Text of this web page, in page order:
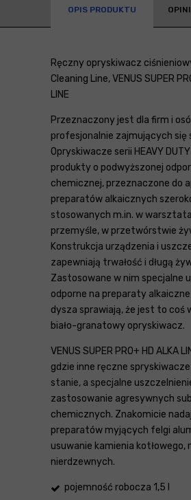
OPIS PRODUKTU
Ręczny opryskiwacz
Cleaning Line, VENUS SUPER
LINE
Przeznaczony jest dla firm i
profesjonalnie zajmujących się
Opryskiwacze serii HEAVY
produkty o podwyższonej
chemicznej, przeznaczone do
preparatów alkaicznych
stosowanych m.in. w
przemyśle, w przetwórstwie
Konstrukcja urządzenia i
zapewniają trwałość i długą
Zastosowane w nim specjalne
odporne na preparaty
dysza sprawiają, że jest to coś
biało-granatowy opryskiwacz.
VENUS SUPER PRO+ HD ALKA
gdzie inne ręczne
stanie, a specjalne
zastosowanie agresywnych
chemicznych. Znakomicie
preparatów myjących felgi
usuwanie kamienia kotłowego,
nierdzewnych.
pojemność robocza 1,5 l